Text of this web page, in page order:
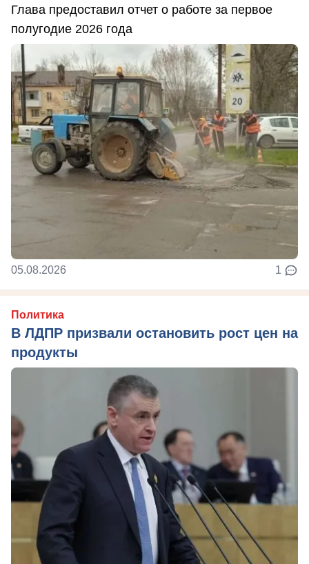
Глава предоставил отчет о работе за первое
полугодие 2026 года
05.08.2026 1
Политика
В ЛДПР призвали остановить рост цен на
продукты